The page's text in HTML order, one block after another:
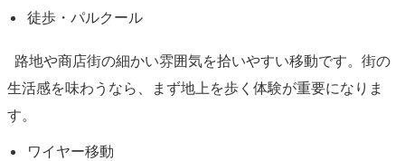
徒歩・パルクール
路地や商店街の細かい雰囲気を拾いやすい移動です。街の
生活感を味わうなら、まず地上を歩く体験が重要になりま
す。
ワイヤー移動